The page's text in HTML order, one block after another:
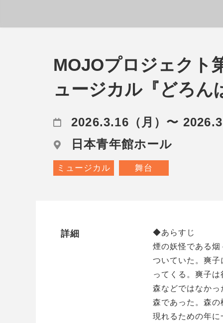
MOJOプロジェクト
ュージカル『どろん
2026.3.16（月）〜
日本青年館ホール
ミュージカル 舞台
詳細
◆あらすじ
煙の妖怪である烟
ついていた。爽
ってくる。爽子
森などではなか
森であった。森
現れるための年